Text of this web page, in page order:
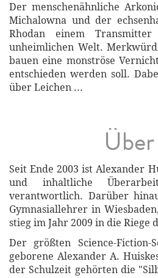
Der menschenähnliche
Michalowna und der
Rhodan einem
unheimlichen Welt.
bauen eine monströse
entschieden werden soll.
über Leichen ...
Seit Ende 2003 ist Alexander
und inhaltliche
verantwortlich. Darüber
Gymnasiallehrer in
stieg im Jahr 2009 in die Riege
Der größten Science-
geborene Alexander A.
der Schulzeit gehörten die